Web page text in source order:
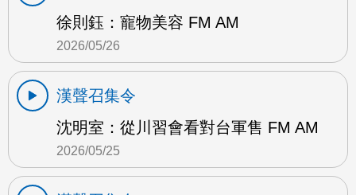
徐則鈺：寵物美容 FM AM
2026/05/26
漢聲召集令
沈明室：從川習會看對台軍售 FM AM
2026/05/25